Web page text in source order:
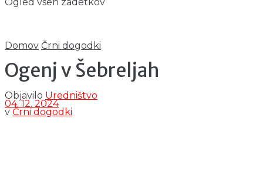
Domov Črni dogodki
Ogenj v Šebreljah
Objavilo Uredništvo
04. 12. 2024
v Črni dogodki